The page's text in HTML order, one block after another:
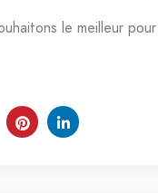
le meilleur